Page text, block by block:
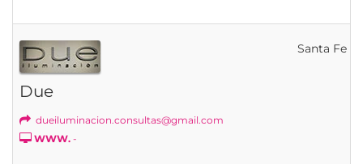
Due
dueiluminacion.consultas@gmail.com
WWW. -
Santa Fe